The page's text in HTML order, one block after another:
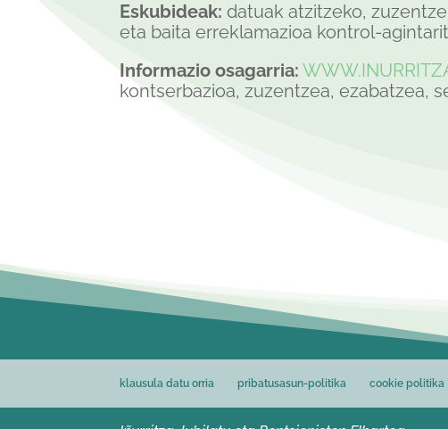
Eskubideak: datuak atzitzeko,
eta baita erreklamazioa kontrol-
Informazio osagarria:
kontserbazioa, zuzentzea, ezabatzea,
klausula datu orria pribatusasun-politika cookie politika